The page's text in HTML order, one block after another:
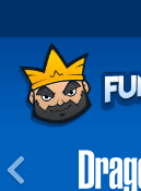
Anterior